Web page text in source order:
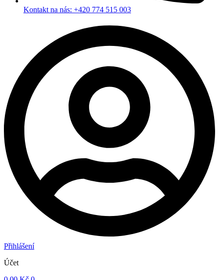
Kontakt na nás: +420 774 515 003
Přihlášení
Účet